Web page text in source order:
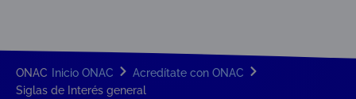
ONAC Inicio ONAC
Acredítate con ONAC
Siglas de Interés general